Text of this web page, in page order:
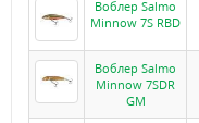
Воблер Salmo
Minnow 7S RBD
Воблер Salmo
Minnow 7SDR
GM